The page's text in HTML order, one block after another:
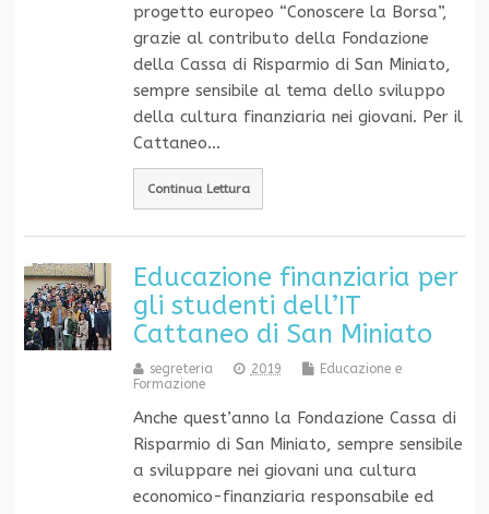
progetto europeo “Conoscere la Borsa”,
grazie al contributo della Fondazione
della Cassa di Risparmio di San Miniato,
sempre sensibile al tema dello sviluppo
della cultura finanziaria nei giovani. Per il
Cattaneo…
Continua Lettura
Educazione finanziaria per
gli studenti dell’IT
Cattaneo di San Miniato
segreteria 2019
Educazione e
Formazione
Anche quest’anno la Fondazione Cassa di
Risparmio di San Miniato, sempre sensibile
a sviluppare nei giovani una cultura
economico-finanziaria responsabile ed